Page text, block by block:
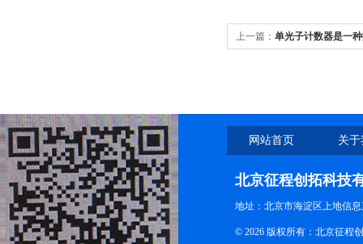
上一篇： 单光子计数器是一
网站首页 关
北京征程创拓科技
地址：北京市海淀区上地信
© 2026 版权所有：北京征程